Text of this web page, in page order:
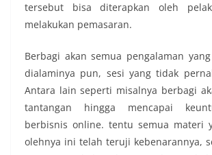
tersebut bisa diterapkan oleh
melakukan pemasaran.
Berbagi akan semua pengalaman
dialaminya pun, sesi yang tidak
Antara lain seperti misalnya berbagi
tantangan hingga mencapai
berbisnis online. tentu semua materi
olehnya ini telah teruji kebenarannya,